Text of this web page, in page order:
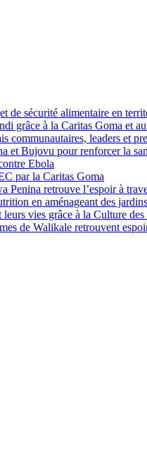
de sécurité alimentaire en
grâce à la Caritas Goma et
communautaires, leaders et
et Bujovu pour renforcer la
Ebola
par la Caritas Goma
retrouve l’espoir à
en aménageant des
vies grâce à la Culture
de Walikale retrouvent